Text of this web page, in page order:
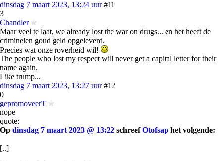
dinsdag 7 maart 2023, 13:24 uur #11
3
Chandler
Maar veel te laat, we already lost the war on drugs... en het heeft de
criminelen goud geld opgeleverd.
Precies wat onze roverheid wil!
The people who lost my respect will never get a capital letter for their
name again.
Like trump...
dinsdag 7 maart 2023, 13:27 uur #12
0
gepromoveerT
nope
quote:
Op dinsdag 7 maart 2023 @ 13:22 schreefOtofsap het volgende:
[..]